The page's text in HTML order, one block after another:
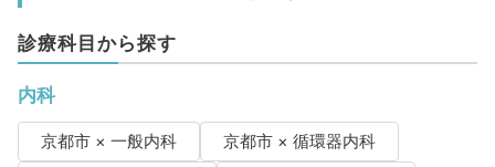
診療科目から探す
内科
京都市 × 一般内科
京都市 × 循環器内科